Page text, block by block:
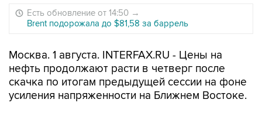
Есть обновление от 14:50 →
Brent подорожала до $81,58 за баррель
Москва. 1 августа. INTERFAX.RU - Цены на
нефть продолжают расти в четверг после
скачка по итогам предыдущей сессии на фоне
усиления напряженности на Ближнем Востоке.